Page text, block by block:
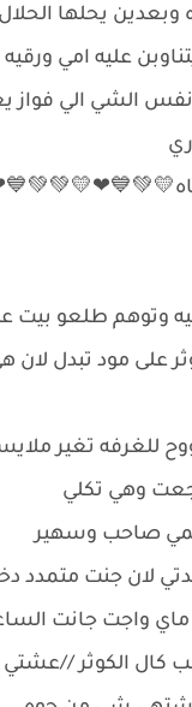
يحلها الحلال
عليه امي ورقيه
الشي الي فواز
وتوهم طلعو بيت
على مود تبدل لان
للغرفه تغير
وهي تكلي
صاحب وسهير
لان جنت متمدد
واجت جانت
كال الكوثر //عشتي